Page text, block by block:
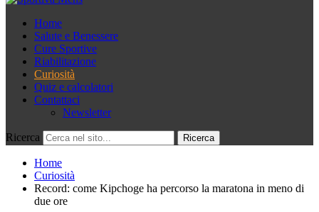
Home
Salute e Benessere
Cure Sportive
Riabilitazione
Curiosità
Quiz e calcolatori
Contattaci
Newsletter
Ricerca
Home
Curiosità
Record: come Kipchoge ha percorso la maratona in meno di
due ore